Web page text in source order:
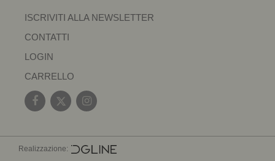
ISCRIVITI ALLA NEWSLETTER
CONTATTI
LOGIN
CARRELLO
Realizzazione: